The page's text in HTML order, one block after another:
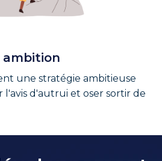
ambition
une stratégie ambitieuse
l'avis d'autrui et oser sortir de